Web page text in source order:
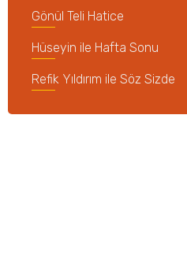
Gönül Teli Hatice
Hüseyin ile Hafta Sonu
Refik Yıldırım ile Söz Sizde